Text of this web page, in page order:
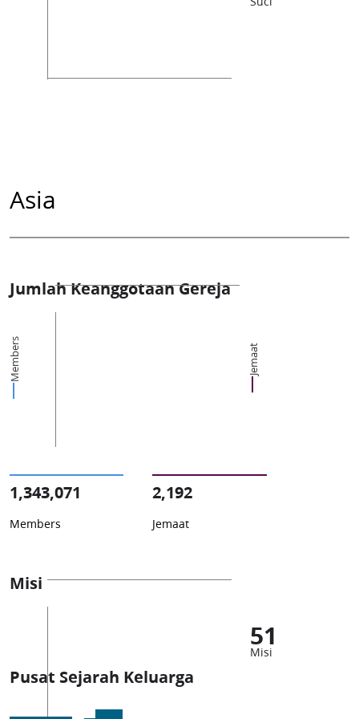
Asia
Jumlah Keanggotaan Gereja
Members Jemaat
1,343,071
Members
2,192
Jemaat
Misi
51
Misi
Pusat Sejarah Keluarga